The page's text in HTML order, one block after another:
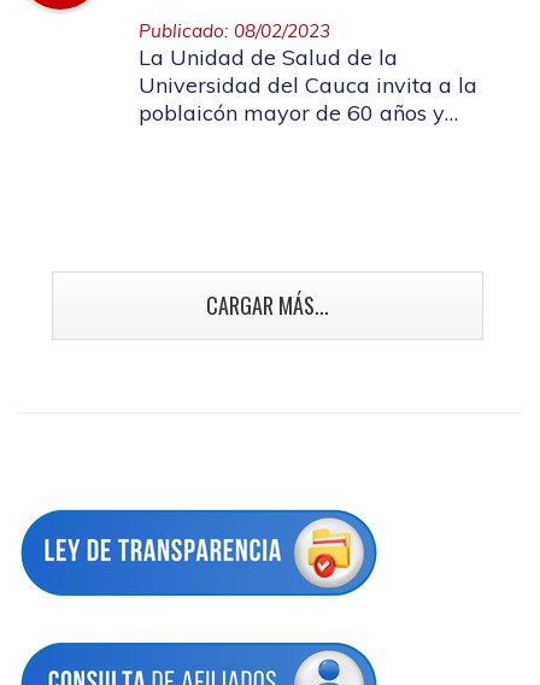
Publicado: 08/02/2023
La Unidad de Salud de la
Universidad del Cauca invita a la
poblaicón mayor de 60 años y
CARGAR MÁS...